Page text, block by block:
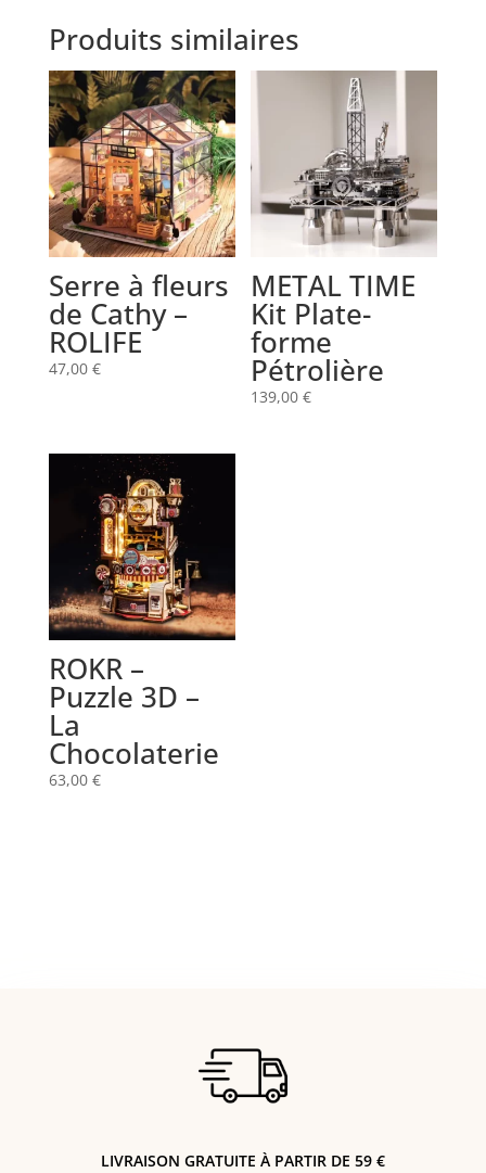
Produits similaires
Serre à fleurs
de Cathy –
ROLIFE
47,00 €
METAL TIME
Kit Plate-
forme
Pétrolière
139,00€
ROKR –
Puzzle 3D –
La
Chocolaterie
63,00 €
LIVRAISON GRATUITE À PARTIR DE 59 €